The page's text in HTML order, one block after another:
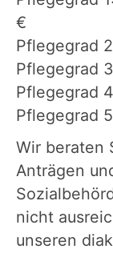
€
Pflegegrad
Pflegegrad
Wir beraten
Anträgen
nicht
unseren